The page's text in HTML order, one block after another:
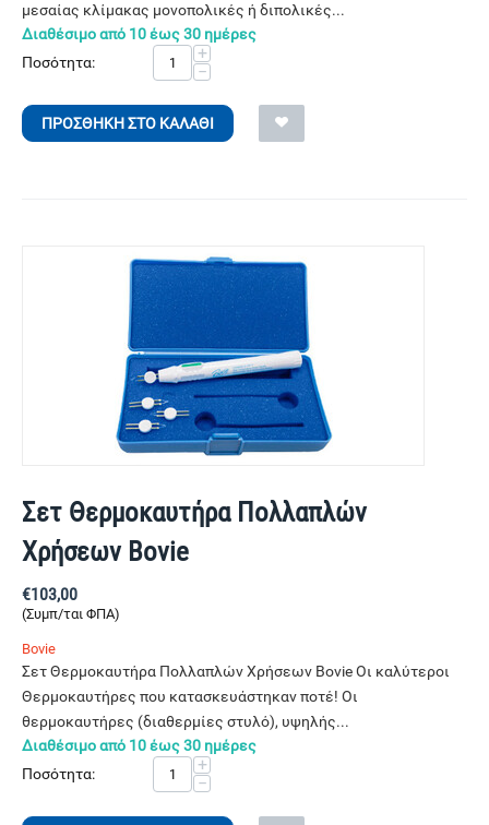
μεσαίας κλίμακας μονοπολικές ή διπολικές...
Διαθέσιμο από 10 έως 30 ημέρες
Ποσότητα:
+
−
ΠΡΟΣΘΉΚΗ ΣΤΟ ΚΑΛΆΘΙ
Σετ Θερμοκαυτήρα Πολλαπλών
Χρήσεων Bovie
€103,00
(Συμπ/ται ΦΠΑ)
Bovie
Σετ Θερμοκαυτήρα Πολλαπλών Χρήσεων Bovie Οι καλύτεροι
Θερμοκαυτήρες που κατασκευάστηκαν ποτέ! Οι
θερμοκαυτήρες (διαθερμίες στυλό), υψηλής...
Διαθέσιμο από 10 έως 30 ημέρες
Ποσότητα:
+
−